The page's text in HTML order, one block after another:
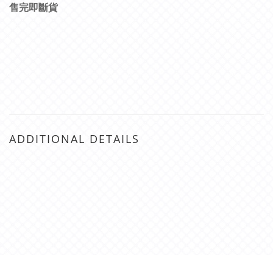
售完即斷貨
ADDITIONAL DETAILS